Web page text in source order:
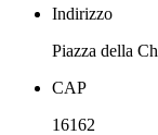
Indirizzo
Piazza della
CAP
16162